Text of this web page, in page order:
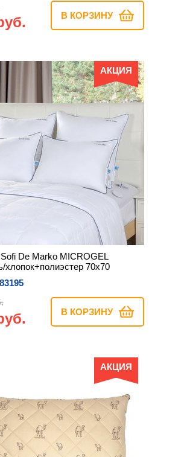
В КОРЗИНУ
АКЦИЯ
De Marko MICROGEL
хлопок+полиэстер 70х70
83195
В КОРЗИНУ
АКЦИЯ